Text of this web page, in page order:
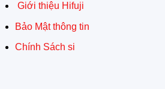
Giới thiệu Hifuji
Bảo Mật thông tin
Chính Sách si